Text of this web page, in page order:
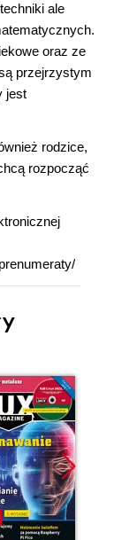
ale
oraz ze
przejrzystym
jest
rodzice,
rozpocząć